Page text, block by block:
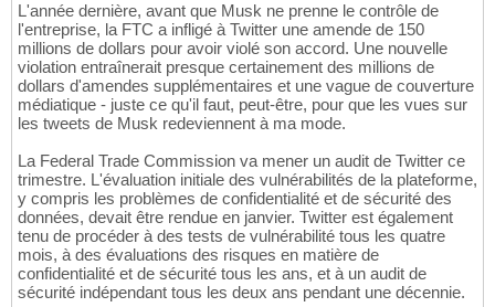
L'année dernière, avant que Musk ne prenne le contrôle de
l'entreprise, la FTC a infligé à Twitter une amende de 150
millions de dollars pour avoir violé son accord. Une nouvelle
violation entraînerait presque certainement des millions de
dollars d'amendes supplémentaires et une vague de couverture
médiatique - juste ce qu'il faut, peut-être, pour que les vues sur
les tweets de Musk redeviennent à ma mode.
La Federal Trade Commission va mener un audit de Twitter ce
trimestre. L'évaluation initiale des vulnérabilités de la plateforme,
y compris les problèmes de confidentialité et de sécurité des
données, devait être rendue en janvier. Twitter est également
tenu de procéder à des tests de vulnérabilité tous les quatre
mois, à des évaluations des risques en matière de
confidentialité et de sécurité tous les ans, et à un audit de
sécurité indépendant tous les deux ans pendant une décennie.